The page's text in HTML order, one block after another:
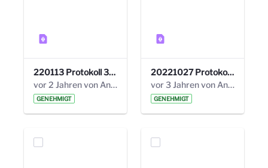
220113 Protokoll 32. Steuerungskreis.pdf
vor 2 Jahren von Anni Schlumberger
GENEHMIGT
20221027 Protokoll 34. Steuerungskreis.pdf
vor 3 Jahren von Anni Schlumberger
GENEHMIGT